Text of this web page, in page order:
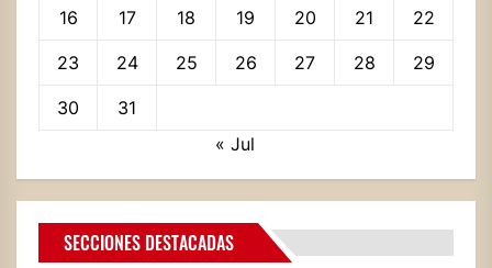
16 17 18 19 20 21 22
23 24 25 26 27 28 29
30
31
« Jul
SECCIONES DESTACADAS